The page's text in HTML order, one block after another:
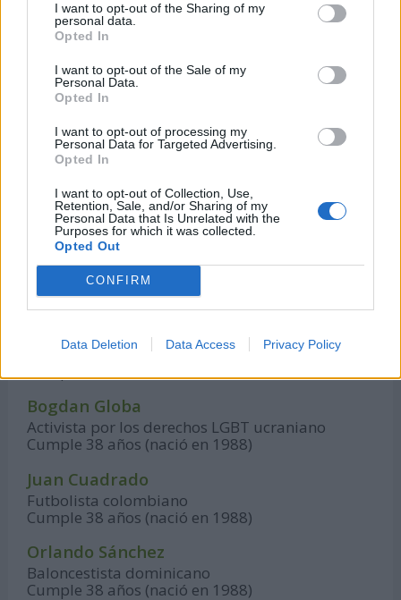
I want to opt-out of the Sharing of my
personal data.
Opted In
I want to opt-out of the Sale of my
Personal Data.
Opted In
I want to opt-out of processing my
Personal Data for Targeted Advertising.
Opted In
I want to opt-out of Collection, Use,
Retention, Sale, and/or Sharing of my
Personal Data that Is Unrelated with the
Purposes for which it was collected.
Opted Out
CONFIRM
Data Deletion Data Access Privacy Policy
Cumple 36 años (nació en 1990)
Eric Griffin
Baloncestista estadounidense
Cumple 36 años (nació en 1990)
Futbolista japonés
Cumple 37 años (nació en 1989)
Tomáš Pekhart
Futbolista checo
Cumple 37 años (nació en 1989)
Fabrizio Poli
Futbolista italiano
Cumple 37 años (nació en 1989)
Actriz israelí
Bogdan Globa
Activista por los derechos LGBT ucraniano
Cumple 38 años (nació en 1988)
Juan Cuadrado
Futbolista colombiano
Cumple 38 años (nació en 1988)
Orlando Sánchez
Baloncestista dominicano
Cumple 38 años (nació en 1988)